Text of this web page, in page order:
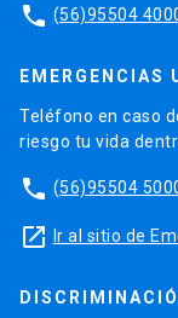
phone (56)95504
EMERGENCIAS
Teléfono en caso
riesgo tu vida
phone (56)95504
launch Ir al sitio de